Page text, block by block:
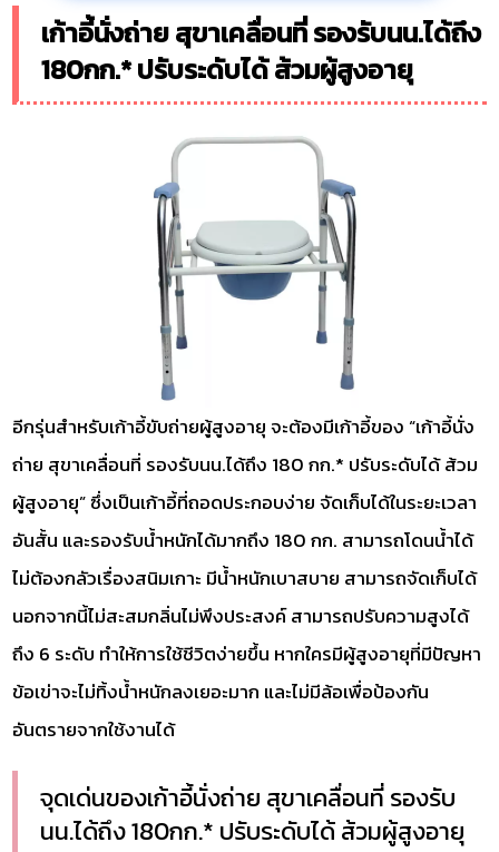
เก้าอี้นั่งถ่าย สุขาเคลื่อนที่ รองรับนน.ได้ถึง
180กก.* ปรับระดับได้ ส้วมผู้สูงอายุ
อีกรุ่นสำหรับเก้าอี้ขับถ่ายผู้สูงอายุ จะต้องมีเก้าอี้ของ “เก้าอี้นั่ง
ถ่าย สุขาเคลื่อนที่ รองรับนน.ได้ถึง 180 กก.* ปรับระดับได้ ส้วม
ผู้สูงอายุ” ซึ่งเป็นเก้าอี้ที่ถอดประกอบง่าย จัดเก็บได้ในระยะเวลา
อันสั้น และรองรับน้ำหนักได้มากถึง 180 กก. สามารถโดนน้ำได้
ไม่ต้องกลัวเรื่องสนิมเกาะ มีน้ำหนักเบาสบาย สามารถจัดเก็บได้
นอกจากนี้ไม่สะสมกลิ่นไม่พึงประสงค์ สามารถปรับความสูงได้
ถึง 6 ระดับ ทำให้การใช้ชีวิตง่ายขึ้น หากใครมีผู้สูงอายุที่มีปัญหา
ข้อเข่าจะไม่ทิ้งน้ำหนักลงเยอะมาก และไม่มีล้อเพื่อป้องกัน
อันตรายจากใช้งานได้
จุดเด่นของเก้าอี้นั่งถ่าย สุขาเคลื่อนที่ รองรับ
นน.ได้ถึง 180กก.* ปรับระดับได้ ส้วมผู้สูงอายุ